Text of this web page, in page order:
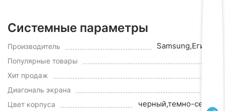
Системные параметры
Производитель Samsung,Египет
Популярные товары
Хит продаж
Диагональ экрана
Цвет корпуса черный,темно-серый